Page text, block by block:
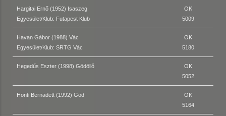
Hargitai Ernő (1952) Isaszeg
Egyesület/Klub: Futapest Klub
OK
5009
Havan Gábor (1988) Vác
Egyesület/Klub: SRTG Vác
OK
5180
Hegedűs Eszter (1998) Gödöllő
OK
5052
Honti Bernadett (1992) Göd
OK
5164